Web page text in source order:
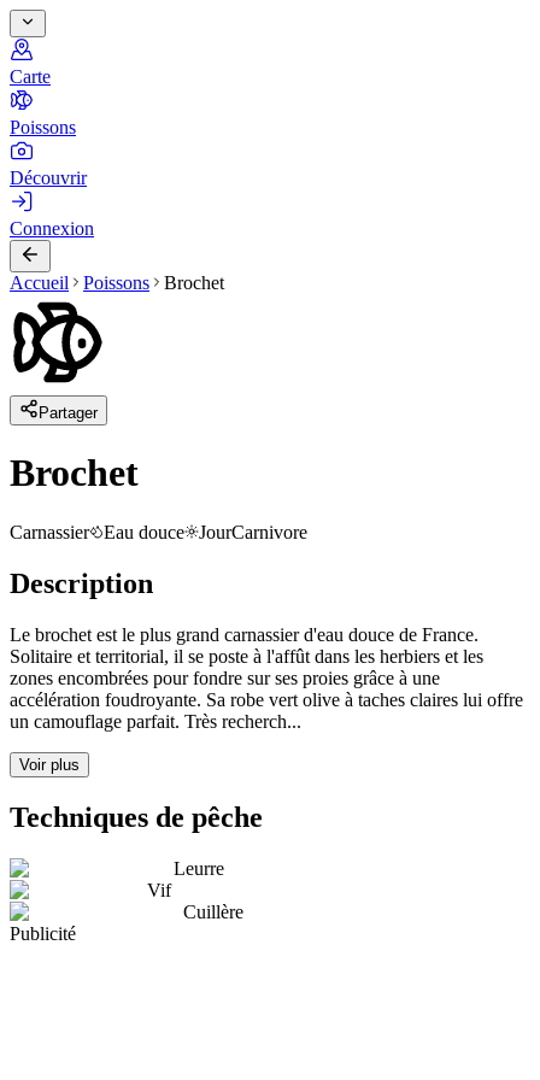
Carte
Poissons
Découvrir
Connexion
Accueil Poissons Brochet
Partager
Brochet
Carnassier Eau douce JourCarnivore
Description
Le brochet est le plus grand carnassier d'eau douce de France.
Solitaire et territorial, il se poste à l'affût dans les herbiers et les
zones encombrées pour fondre sur ses proies grâce à une
accélération foudroyante. Sa robe vert olive à taches claires lui offre
un camouflage parfait. Très recherch...
Voir plus
Techniques de pêche
Leurre
Vif
Cuillère
Publicité